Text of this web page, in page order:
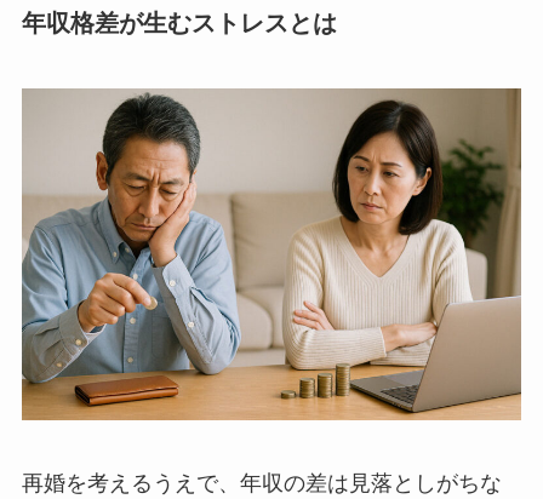
年収格差が生むストレスとは
再婚を考えるうえで、年収の差は見落としがちな